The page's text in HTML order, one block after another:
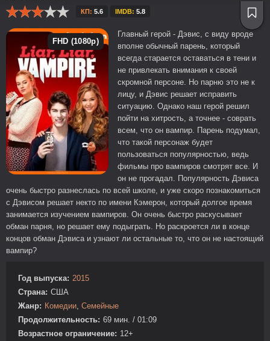
КП: 5.6 IMDB: 5.8
FHD (1080p)
Главный герой - Дэвис, с виду вроде
вполне обычный парень, который
всегда старается оставаться в тени и
не привлекать внимания к своей
скромной персоне. Но парню это не к
лицу, и Дэвис решает исправить
ситуацию. Однако наш герой решил
пойти на хитрость, а точнее - соврать
всем, что он вампир. Парень подумал,
что такой персонаж будет
пользоваться популярностью, ведь
фильмы про вампиров смотрят все. И
он не прогадал. Популярность Дэвиса
очень быстро разнеслась по всей школе, и уже скоро познакомиться
с Дэвисом решает некто по имени Кэмерон, который долгое время
занимается изучением вампиров. Он очень быстро раскусывает
обман парня, но решает ему подыграть. Но раскроется ли в конце
концов обман Дэвиса и узнают ли остальные то, что он не настоящий
вампир?
Год выпуска: 2015
Страна: США
Жанр: Комедии, Семейные
Продолжительность: 69 мин. / 01:09
Возрастное ограничение: 12+